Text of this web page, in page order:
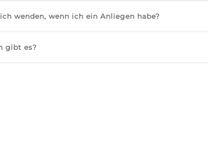
wenden, wenn ich ein Anliegen habe?
gibt es?